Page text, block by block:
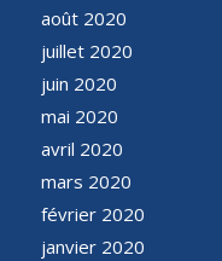
août 2020
juillet 2020
juin 2020
mai 2020
avril 2020
mars 2020
février 2020
janvier 2020